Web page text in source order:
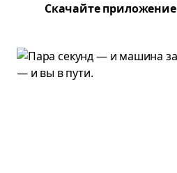
Скачайте приложение